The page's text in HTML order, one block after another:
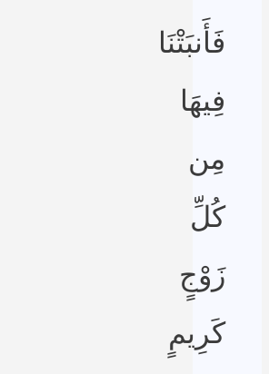
فَأَنبَتْنَا
فِيهَا
مِن
كُلِّ
زَوْجٍ
كَرِيمٍ